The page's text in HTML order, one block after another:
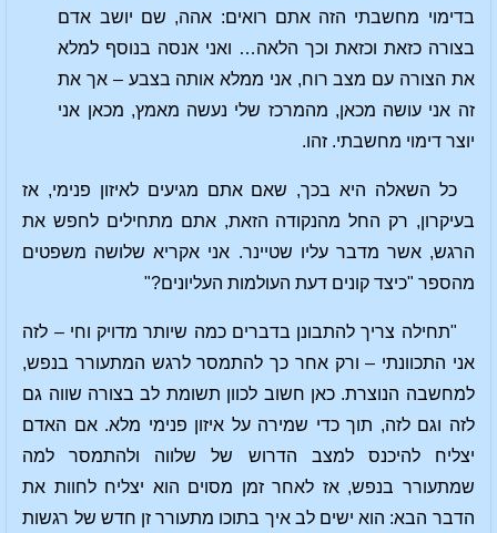
בדימוי מחשבתי הזה אתם רואים: אהה, שם יושב אדם
בצורה כזאת וכזאת וכך הלאה… ואני אנסה בנוסף למלא
את הצורה עם מצב רוח, אני ממלא אותה בצבע – אך את
זה אני עושה מכאן, מהמרכז שלי נעשה מאמץ, מכאן אני
יוצר דימוי מחשבתי. זהו.
כל השאלה היא בכך, שאם אתם מגיעים לאיזון פנימי, אז
בעיקרון, רק החל מהנקודה הזאת, אתם מתחילים לחפש את
הרגש, אשר מדבר עליו שטיינר. אני אקריא שלושה משפטים
מהספר "כיצד קונים דעת העולמות העליונים?"
"תחילה צריך להתבונן בדברים כמה שיותר מדויק וחי – לזה
אני התכוונתי – ורק אחר כך להתמסר לרגש המתעורר בנפש,
למחשבה הנוצרת. כאן חשוב לכוון תשומת לב בצורה שווה גם
לזה וגם לזה, תוך כדי שמירה על איזון פנימי מלא. אם האדם
יצליח להיכנס למצב הדרוש של שלווה ולהתמסר למה
שמתעורר בנפש, אז לאחר זמן מסוים הוא יצליח לחוות את
הדבר הבא: הוא ישים לב איך בתוכו מתעורר זן חדש של רגשות